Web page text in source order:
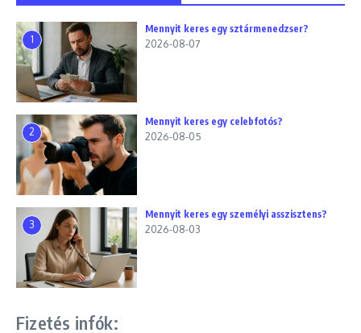
1
Mennyit keres egy sztármenedzser?
2026-08-07
2
Mennyit keres egy celebfotós?
2026-08-05
3
Mennyit keres egy személyi asszisztens?
2026-08-03
Fizetés infók: